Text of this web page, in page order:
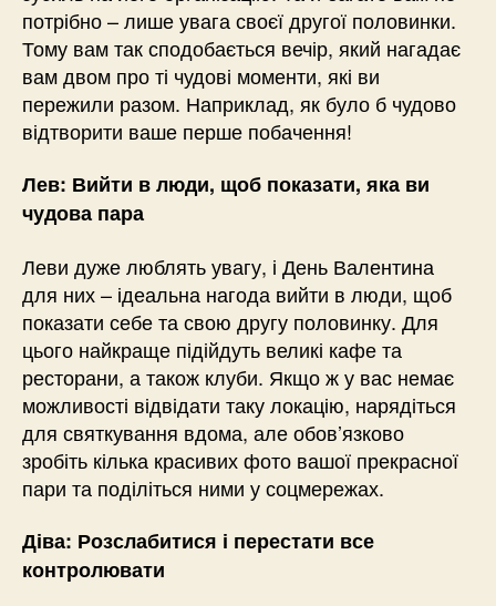
потрібно – лише увага своєї другої половинки.
Тому вам так сподобається вечір, який нагадає
вам двом про ті чудові моменти, які ви
пережили разом. Наприклад, як було б чудово
відтворити ваше перше побачення!
Лев: Вийти в люди, щоб показати, яка ви
чудова пара
Леви дуже люблять увагу, і День Валентина
для них – ідеальна нагода вийти в люди, щоб
показати себе та свою другу половинку. Для
цього найкраще підійдуть великі кафе та
ресторани, а також клуби. Якщо ж у вас немає
можливості відвідати таку локацію, нарядіться
для святкування вдома, але обов’язково
зробіть кілька красивих фото вашої прекрасної
пари та поділіться ними у соцмережах.
Діва: Розслабитися і перестати все
контролювати